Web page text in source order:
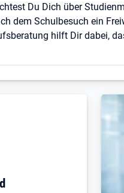
Du Dich über
dem Schulbesuch ein
hilft Dir dabei,